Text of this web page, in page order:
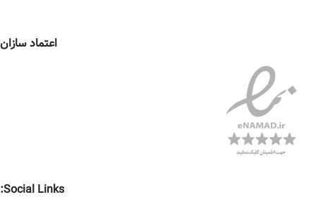
اعتماد سازان
Social Links: